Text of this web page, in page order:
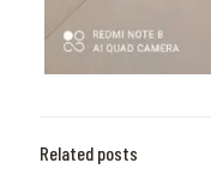
Related posts